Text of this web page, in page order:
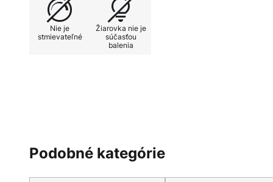
najmä vďaka svojim ručne
výtvory sa používajú najmä v
reštauráciách, vilách,
Nie je
stmievateľné
Žiarovka nie je
súčasťou
balenia
Podobné kategórie